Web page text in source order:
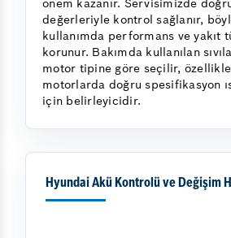
önem kazanır. Servisimizde
değerleriyle kontrol sağlanır,
kullanımda performans ve yakıt
korunur. Bakımda kullanılan
motor tipine göre seçilir,
motorlarda doğru spesifikasyon
için belirleyicidir.
Hyundai Akü Kontrolü ve Değişim